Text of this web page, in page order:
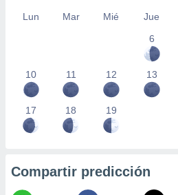
Lun Mar Mié Jue
6
10 11 12 13
17 18 19
Compartir predicción